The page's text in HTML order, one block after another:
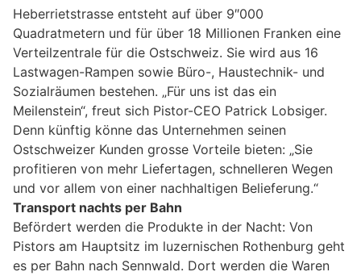
Heberrietstrasse entsteht auf über 9″000
Quadratmetern und für über 18 Millionen Franken eine
Verteilzentrale für die Ostschweiz. Sie wird aus 16
Lastwagen-Rampen sowie Büro-, Haustechnik- und
Sozialräumen bestehen. „Für uns ist das ein
Meilenstein“, freut sich Pistor-CEO Patrick Lobsiger.
Denn künftig könne das Unternehmen seinen
Ostschweizer Kunden grosse Vorteile bieten: „Sie
profitieren von mehr Liefertagen, schnelleren Wegen
und vor allem von einer nachhaltigen Belieferung.“
Transport nachts per Bahn
Befördert werden die Produkte in der Nacht: Von
Pistors am Hauptsitz im luzernischen Rothenburg geht
es per Bahn nach Sennwald. Dort werden die Waren